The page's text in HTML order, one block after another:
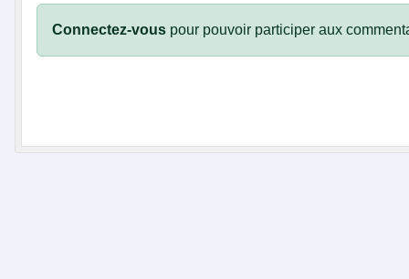
Connectez-vous pour pouvoir participer aux